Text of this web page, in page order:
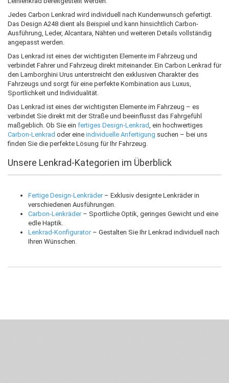
Jedes Carbon Lenkrad wird individuell nach Kundenwunsch gefertigt.
Das Design A248 dient als Beispiel und kann hinsichtlich Carbon-
Ausführung, Leder, Alcantara, Nähten und weiteren Details vollständig
angepasst werden.
Das Lenkrad ist eines der wichtigsten Elemente im Fahrzeug und
verbindet Fahrer und Fahrzeug direkt miteinander. Ein Carbon Lenkrad für
den Lamborghini Urus unterstreicht den exklusiven Charakter des
Fahrzeugs und sorgt für eine perfekte Kombination aus Luxus,
Sportlichkeit und Individualität.
Das Lenkrad ist eines der wichtigsten Elemente im Fahrzeug – es
verbindet Sie direkt mit der Straße und beeinflusst das Fahrgefühl
maßgeblich. Ob Sie ein fertiges Design-Lenkrad , ein hochwertiges
Carbon-Lenkrad oder eine individuelle Anfertigung suchen – bei uns
finden Sie die perfekte Lösung für Ihr Fahrzeug.
Unsere Lenkrad-Kategorien im Überblick
Fertige Design-Lenkräder– Exklusiv designte Lenkräder in
verschiedenen Ausführungen.
Carbon-Lenkräder– Sportliche Optik, geringes Gewicht und eine
edle Haptik.
Lenkrad-Konfigurator– Gestalten Sie Ihr Lenkrad individuell nach
Ihren Wünschen.